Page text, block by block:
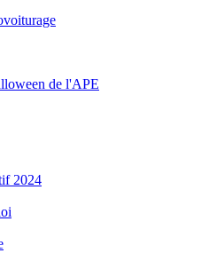
de l'APE
2024